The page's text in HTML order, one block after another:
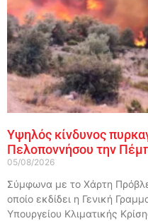
Υψηλός κίνδυνος
Πελοποννήσου την
05/08/2026
Σύμφωνα με το Χάρτη
οποίο εκδίδει η Γενική
Υπουργείου Κλιματικής